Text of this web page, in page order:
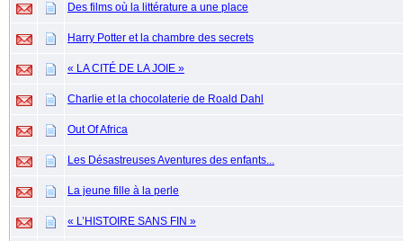
Des films où la littérature a une place
Harry Potter et la chambre des secrets
« LA CITÉ DE LA JOIE »
Charlie et la chocolaterie de Roald Dahl
Out Of Africa
Les Désastreuses Aventures des enfants...
La jeune fille à la perle
« L’HISTOIRE SANS FIN »